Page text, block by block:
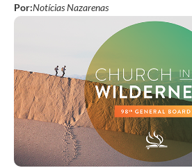
Por:Notícias Nazarenas